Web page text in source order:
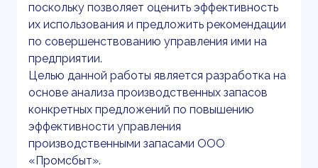
поскольку позволяет оценить эффективность
их использования и предложить рекомендации
по совершенствованию управления ими на
предприятии.
Целью данной работы является разработка на
основе анализа производственных запасов
конкретных предложений по повышению
эффективности управления
производственными запасами ООО
«Промсбыт».